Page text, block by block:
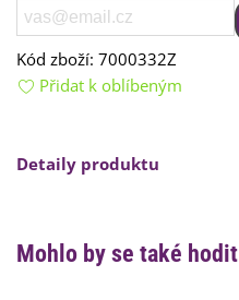
Kód zboží: 7000332Z
Přidat k oblíbeným
Detaily produktu
Mohlo by se také hodit